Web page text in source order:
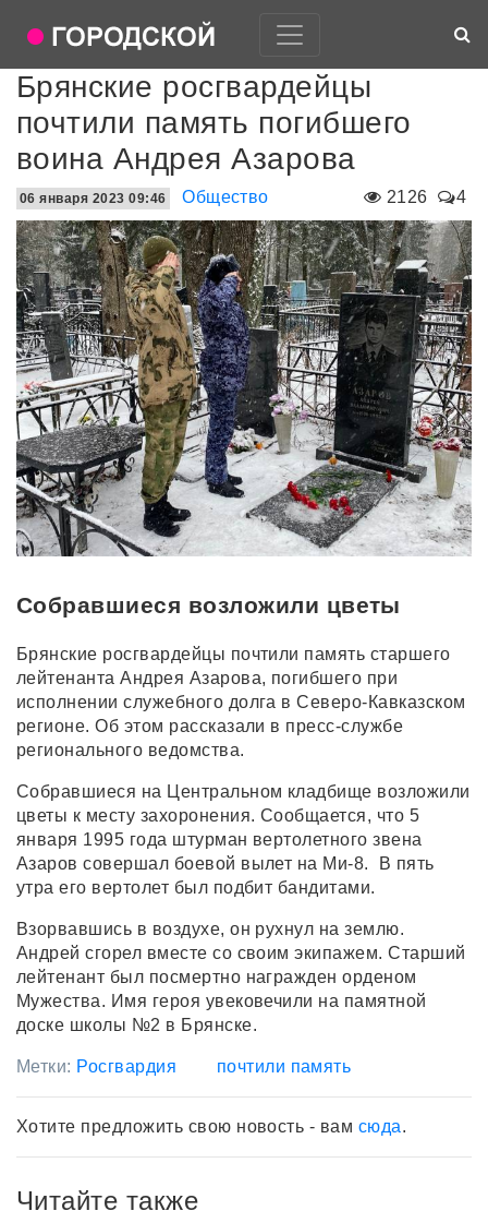
Брянские росгвардейцы
почтили память погибшего
воина Андрея Азарова
2126 4
06 января 2023 09:46 Общество
Собравшиеся возложили цветы
Брянские росгвардейцы почтили память старшего
лейтенанта Андрея Азарова, погибшего при
исполнении служебного долга в Северо-Кавказском
регионе. Об этом рассказали в пресс-службе
регионального ведомства.
Собравшиеся на Центральном кладбище возложили
цветы к месту захоронения. Сообщается, что 5
января 1995 года штурман вертолетного звена
Азаров совершал боевой вылет на Ми-8. В пять
утра его вертолет был подбит бандитами.
Взорвавшись в воздухе, он рухнул на землю.
Андрей сгорел вместе со своим экипажем. Старший
лейтенант был посмертно награжден орденом
Мужества. Имя героя увековечили на памятной
доске школы №2 в Брянске.
Метки: Росгвардия почтили память
Хотите предложить свою новость - вам сюда.
Читайте также